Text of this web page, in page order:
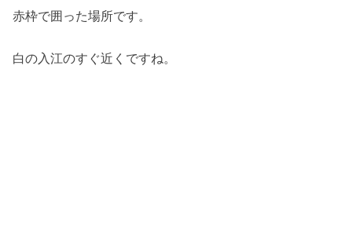
赤枠で囲った場所です。
白の入江のすぐ近くですね。